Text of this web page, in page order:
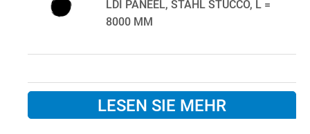
LDI PANEEL, STAHL STUCCO, L =
8000 MM
LESEN SIE MEHR